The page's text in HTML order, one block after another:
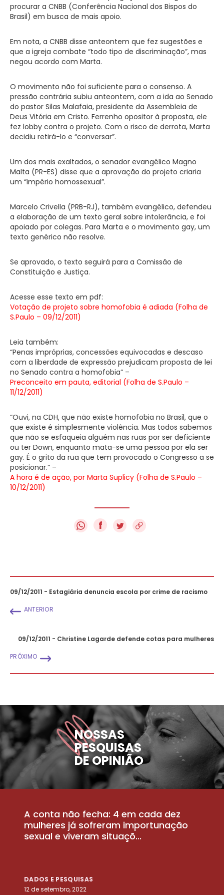
procurar a CNBB (Conferência Nacional dos Bispos do
Brasil) em busca de mais apoio.
Em nota, a CNBB disse anteontem que fez sugestões e
que a igreja combate “todo tipo de discriminação”, mas
negou acordo com Marta.
O movimento não foi suficiente para o consenso. A
pressão contrária subiu anteontem, com a ida ao Senado
do pastor Silas Malafaia, presidente da Assembleia de
Deus Vitória em Cristo. Ferrenho opositor à proposta, ele
fez lobby contra o projeto. Com o risco de derrota, Marta
decidiu retirá-lo e “conversar”.
Um dos mais exaltados, o senador evangélico Magno
Malta (PR-ES) disse que a aprovação do projeto criaria
um “império homossexual”.
Marcelo Crivella (PRB-RJ), também evangélico, defendeu
a elaboração de um texto geral sobre intolerância, e foi
apoiado por colegas. Para Marta e o movimento gay, um
texto genérico não resolve.
Se aprovado, o texto seguirá para a Comissão de
Constituição e Justiça.
Acesse esse texto em pdf:
Votação de projeto sobre homofobia é adiada (Folha de
S.Paulo – 09/12/2011)
Leia também:
“Penas impróprias, concessões equivocadas e descaso
com a liberdade de expressão prejudicam proposta de lei
no Senado contra a homofobia” –
Preconceito em pauta, editorial (Folha de S.Paulo –
11/12/2011)
“Ouvi, na CDH, que não existe homofobia no Brasil, que o
que existe é simplesmente violência. Mas todos sabemos
que não se esfaqueia alguém nas ruas por ser deficiente
ou ter Down, enquanto mata-se uma pessoa por ela ser
gay. É o grito da rua que tem provocado o Congresso a se
posicionar.” –
A hora é de ação, por Marta Suplicy (Folha de S.Paulo –
10/12/2011)
f
09/12/2011 - Estagiária denuncia escola por crime de racismo
ANTERIOR
09/12/2011 - Christine Lagarde defende cotas para mulheres
PRÓXIMO
NOSSAS
PESQUISAS
DE OPINIÃO
A conta não fecha: 4 em cada dez
mulheres já sofreram importunação
sexual e viveram situaçõ...
DADOS E PESQUISAS
12 de setembro, 2022